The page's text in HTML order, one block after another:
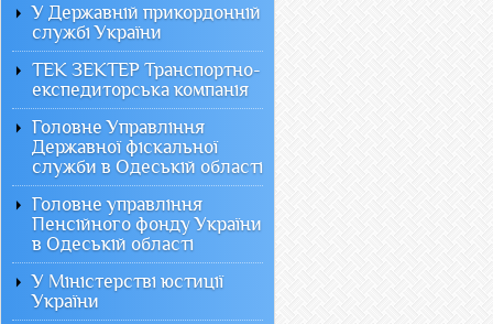
У Державній прикордонній
службі України
ТЕК ЗЕКТЕР Транспортно-
експедиторська компанія
Головне Управління
Державної фіскальної
служби в Одеській області
Головне управління
Пенсійного фонду України
в Одеській області
У Міністерстві юстиції
України